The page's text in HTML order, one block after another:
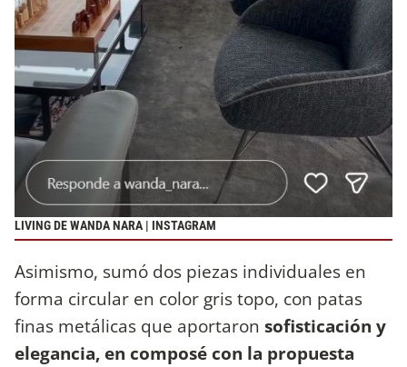
LIVING DE WANDA NARA | INSTAGRAM
Asimismo, sumó dos piezas individuales en
forma circular en color gris topo, con patas
finas metálicas que aportaron sofisticación y
elegancia, en composé con la propuesta